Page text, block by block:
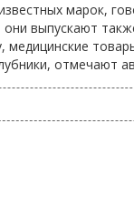
марок,
выпускают
отмечают